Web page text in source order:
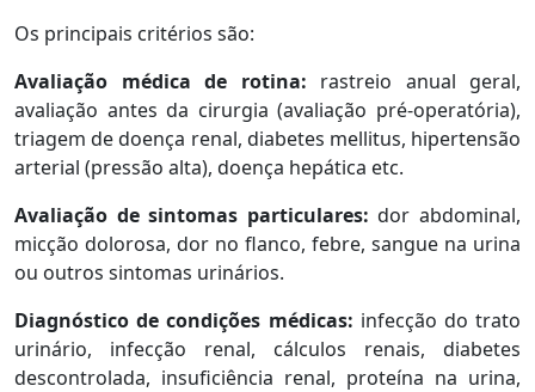
Os principais critérios são:
Avaliação médica de rotina: rastreio anual geral,
avaliação antes da cirurgia (avaliação pré-operatória),
triagem de doença renal, diabetes mellitus, hipertensão
arterial (pressão alta), doença hepática etc.
Avaliação de sintomas particulares: dor abdominal,
micção dolorosa, dor no flanco, febre, sangue na urina
ou outros sintomas urinários.
Diagnóstico de condições médicas: infecção do trato
urinário, infecção renal, cálculos renais, diabetes
descontrolada, insuficiência renal, proteína na urina,